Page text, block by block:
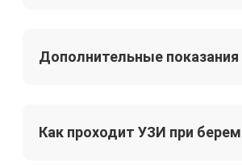
Дополнительные
Как проходит УЗИ при